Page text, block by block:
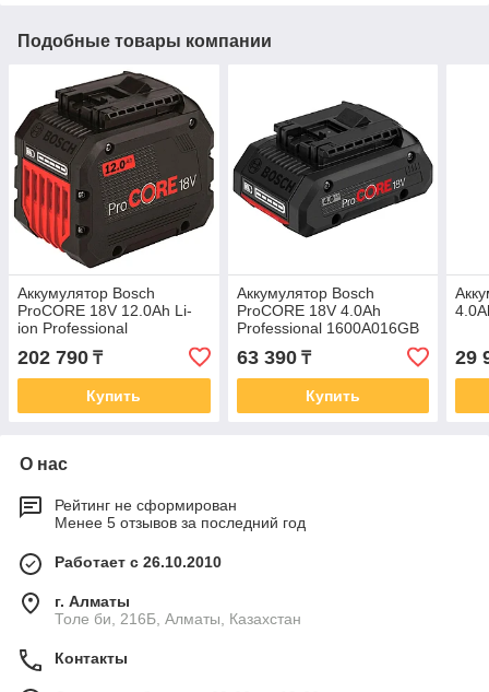
Подобные товары компании
Аккумулятор Bosch
ProCORE 18V 12.0Ah Li-
ion Professional
1600A016GU
202 790 ₸
Купить
Аккумулятор Bosch
ProCORE 18V 4.0Ah
Professional 1600A016GB
63 390₸
Купить
29
О нас
Рейтинг не сформирован
Менее 5 отзывов за последний год
Работает с 26.10.2010
г. Алматы
Толе би, 216Б, Алматы, Казахстан
Контакты